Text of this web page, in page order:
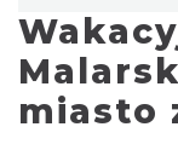
miasto